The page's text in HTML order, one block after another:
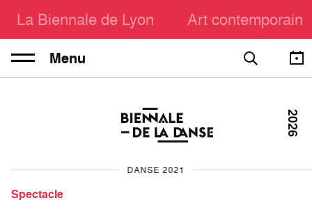
La Biennale de Lyon Art contemporain
Menu
DANSE 2021
Spectacle
2026